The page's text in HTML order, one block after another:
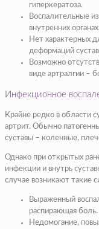
гиперкератоза.
Воспалительные
внутренних
Нет характерных
деформаций
Возможно
виде артралгии –
Инфекционное
Крайне редко в области
артрит. Обычно
суставы – коленные,
Однако при открытых
инфекции и внутрь
случае возникают такие
Выраженный
распирающая боль.
Недомогание,